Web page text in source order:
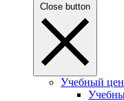
Close button
Учебный